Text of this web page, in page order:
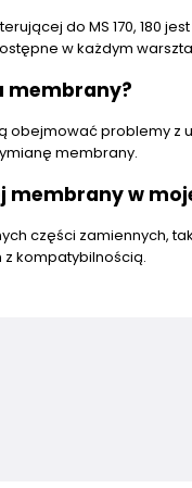
do MS 170,
w każdym
membrany?
obejmować problemy z
membrany.
w mojej
części zamiennych,
kompatybilnością.